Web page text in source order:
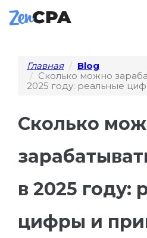
Главная
Blog
Сколько можно
2025 году: реальные
Сколько
в 2025 году:
цифры и